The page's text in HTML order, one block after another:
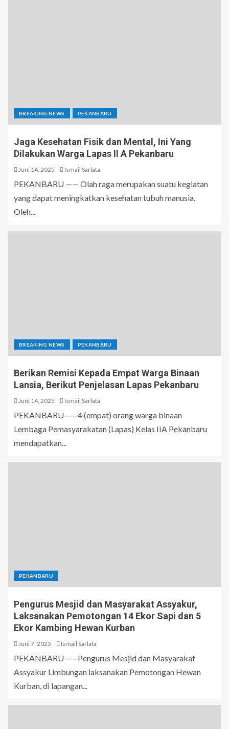
BREAKING NEWS PEKANBARU
Jaga Kesehatan Fisik dan Mental, Ini Yang
Dilakukan Warga Lapas II A Pekanbaru
Juni 14, 2025 Ismail Sarlata
PEKANBARU —— Olah raga merupakan suatu kegiatan
yang dapat meningkatkan kesehatan tubuh manusia.
Oleh...
BREAKING NEWS PEKANBARU
Berikan Remisi Kepada Empat Warga Binaan
Lansia, Berikut Penjelasan Lapas Pekanbaru
Juni 14, 2025 Ismail Sarlata
PEKANBARU —– 4 (empat) orang warga binaan
Lembaga Pemasyarakatan (Lapas) Kelas IIA Pekanbaru
mendapatkan...
PEKANBARU
Pengurus Mesjid dan Masyarakat Assyakur,
Laksanakan Pemotongan 14 Ekor Sapi dan 5
Ekor Kambing Hewan Kurban
Juni 7, 2025 Ismail Sarlata
PEKANBARU —– Pengurus Mesjid dan Masyarakat
Assyakur Limbungan laksanakan Pemotongan Hewan
Kurban, di lapangan...